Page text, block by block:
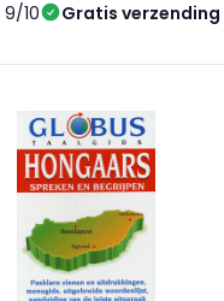
9/10 Gratis verzending